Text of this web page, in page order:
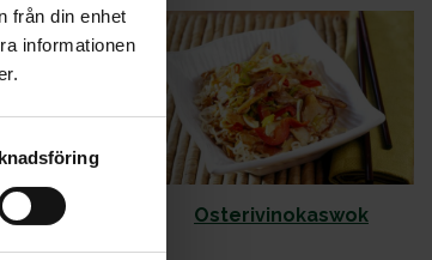
från din enhet
informationen
Osterivinokaswok